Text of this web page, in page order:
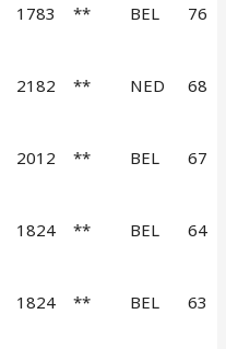
1783 ** BEL 76
2182 ** NED 68
2012 ** BEL 67
1824 ** BEL 64
1824 ** BEL 63